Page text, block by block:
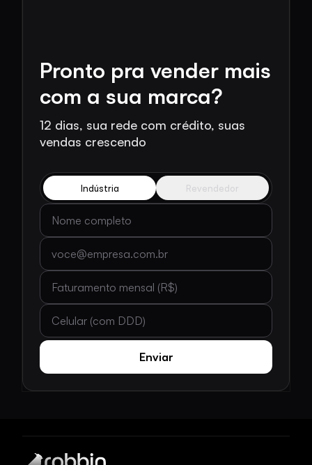
Pronto pra vender mais
com a sua marca?
12 dias, sua rede com crédito, suas
vendas crescendo
Indústria Revendedor
Nome completo
E-mail
Faturamento mensal (R$)
Celular (com DDD)
Enviar